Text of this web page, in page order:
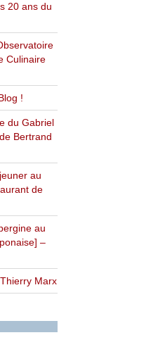
20 ans du
Culinaire
!
du Gabriel
Bertrand
au
de
au
–
Marx